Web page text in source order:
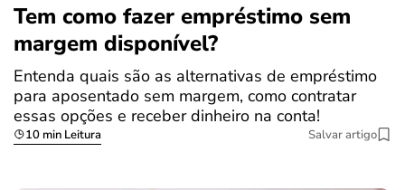
Tem como fazer empréstimo sem
margem disponível?
Entenda quais são as alternativas de empréstimo
para aposentado sem margem, como contratar
essas opções e receber dinheiro na conta!
10 min Leitura Salvar artigo